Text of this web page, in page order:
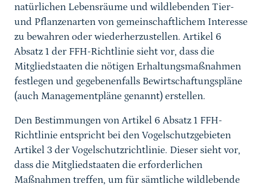
natürlichen Lebensräume und wildlebenden Tier-
und Pflanzenarten von gemeinschaftlichem Interesse
zu bewahren oder wiederherzustellen. Artikel 6
Absatz 1 der FFH-Richtlinie sieht vor, dass die
Mitgliedstaaten die nötigen Erhaltungsmaßnahmen
festlegen und gegebenenfalls Bewirtschaftungspläne
(auch Managementpläne genannt) erstellen.
Den Bestimmungen von Artikel 6 Absatz 1 FFH-
Richtlinie entspricht bei den Vogelschutzgebieten
Artikel 3 der Vogelschutzrichtlinie. Dieser sieht vor,
dass die Mitgliedstaaten die erforderlichen
Maßnahmen treffen, um für sämtliche wildlebende